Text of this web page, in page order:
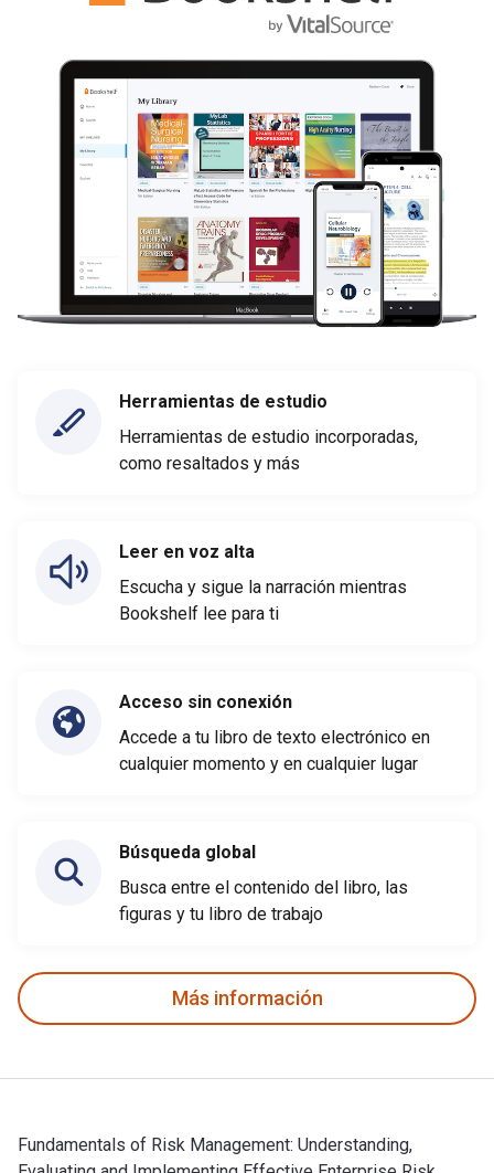
Herramientas de estudio
Herramientas de estudio incorporadas,
como resaltados y más
Leer en voz alta
Escucha y sigue la narración mientras
Bookshelf lee para ti
Acceso sin conexión
Accede a tu libro de texto electrónico en
cualquier momento y en cualquier lugar
Búsqueda global
Busca entre el contenido del libro, las
figuras y tu libro de trabajo
Más información
Fundamentals of Risk Management: Understanding,